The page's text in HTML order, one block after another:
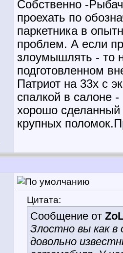
Собственно -
проехать по
паркетника в
проблем. А если
злоумышлять - то
подготовленном
Патриот на 33х с
спалкой в салоне
хорошо сделанный
крупных
Цитата:
Сообщение от
Злостно вы как
довольно